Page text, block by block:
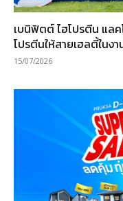
เบนิฟิตต์ ไฮโปรตีน แล
โปรตีนให้สายเฮลตี้ในง
15/07/2026